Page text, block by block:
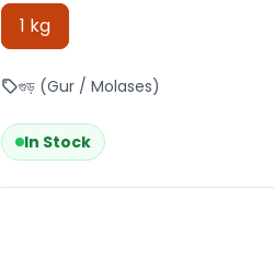
1 kg
গুড় (Gur / Molases)
In Stock